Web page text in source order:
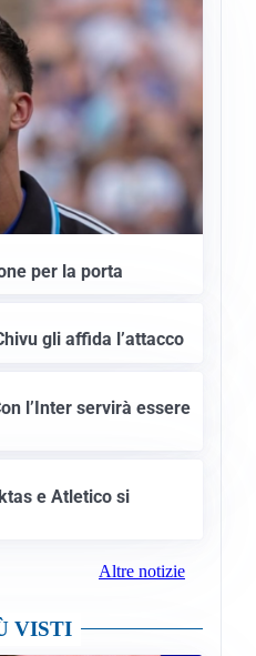
per la porta
gli affida l’attacco
l’Inter servirà essere
e Atletico si
Altre notizie
VISTI